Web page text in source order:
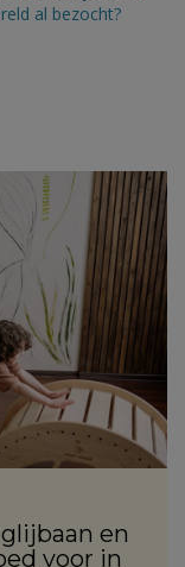
al bezocht?
en
voor in